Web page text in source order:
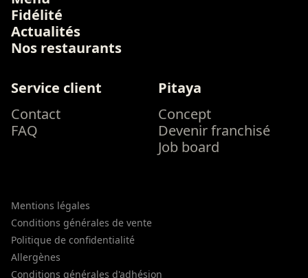
Fidélité
Actualités
Nos restaurants
Service client
Contact
FAQ
Pitaya
Concept
Devenir franchisé
Job board
Mentions légales
Conditions générales de vente
Politique de confidentialité
Allergènes
Conditions générales d'adhésion